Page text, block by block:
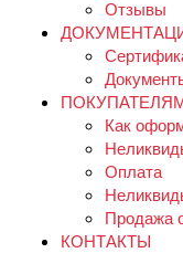
Отзывы
Как
Оплата
Продажа
КОНТАКТЫ